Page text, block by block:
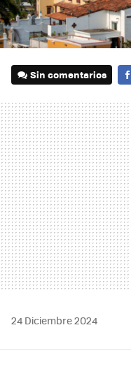
Sin comentarios
24 Diciembre 2024